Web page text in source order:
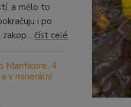
a mělo to
i po
číst celé